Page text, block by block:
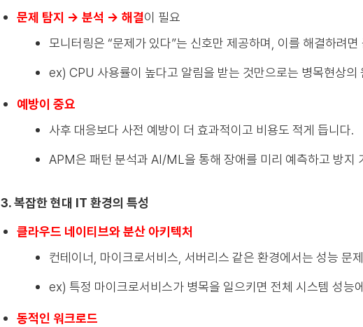
문제 탐지 → 분석 → 해결이 필요
모니터링은 “문제가 있다”는 신호만 제공하며, 이를 해결하려
ex) CPU 사용률이 높다고 알림을 받는 것만으로는 병목현상의
예방이 중요
사후 대응보다 사전 예방이 더 효과적이고 비용도 적게 듭니다.
APM은 패턴 분석과 AI/ML을 통해 장애를 미리 예측하고 방지
3. 복잡한 현대 IT 환경의 특성
클라우드 네이티브와 분산 아키텍처
컨테이너, 마이크로서비스, 서버리스 같은 환경에서는 성능 문
ex) 특정 마이크로서비스가 병목을 일으키면 전체 시스템 성능
동적인 워크로드